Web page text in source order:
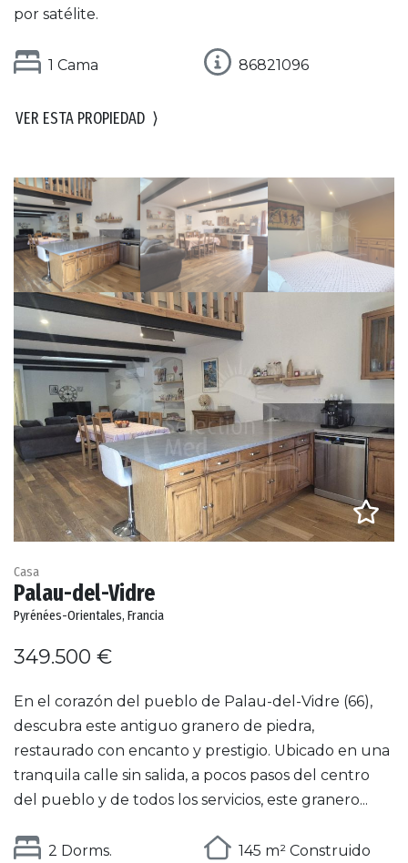
por satélite.
1 Cama 86821096
VER ESTA PROPIEDAD ⟩
Casa
Palau-del-Vidre
Pyrénées-Orientales, Francia
349.500 €
En el corazón del pueblo de Palau-del-Vidre (66),
descubra este antiguo granero de piedra,
restaurado con encanto y prestigio. Ubicado en una
tranquila calle sin salida, a pocos pasos del centro
del pueblo y de todos los servicios, este granero...
2 Dorms.
145 m² Construido